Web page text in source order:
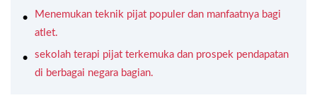
Menemukan teknik pijat populer dan manfaatnya bagi
atlet.
sekolah terapi pijat terkemuka dan prospek pendapatan
di berbagai negara bagian.